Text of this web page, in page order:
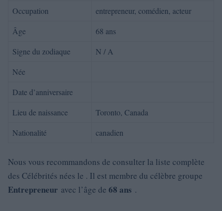
Occupation
entrepreneur, comédien, acteur
Âge
68 ans
Signe du zodiaque
N / A
Née
Date d’anniversaire
Lieu de naissance
Toronto, Canada
Nationalité
canadien
Nous vous recommandons de consulter la liste complète
des Célébrités nées le . Il est membre du célèbre groupe
Entrepreneur avec l’âge de 68 ans .